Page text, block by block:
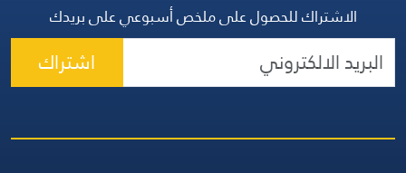
الاشتراك للحصول على ملخص أسبوعي على بريدك
اشتراك